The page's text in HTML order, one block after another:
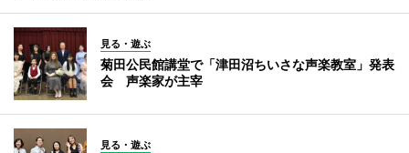
見る・遊ぶ
菊田公民館講堂で「津田沼ちいさな声楽教室」発表
会 声楽家が主宰
見る・遊ぶ